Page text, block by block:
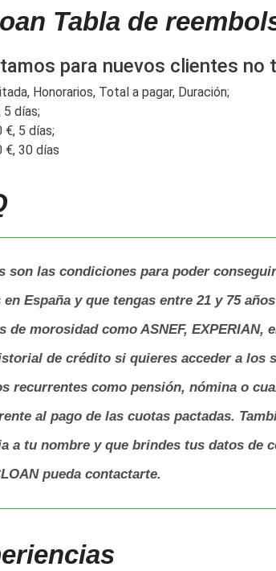
Tabla de
para nuevos clientes no
Honorarios, Total a pagar, Duración;
5 días;
€, 5 días;
€, 30 días
son las condiciones para poder
en España y que tengas entre 21 y 75
de morosidad como ASNEF,
de crédito si quieres acceder a los
recurrentes como pensión, nómina o
al pago de las cuotas pactadas.
a tu nombre y que brindes tus datos de
pueda contactarte.